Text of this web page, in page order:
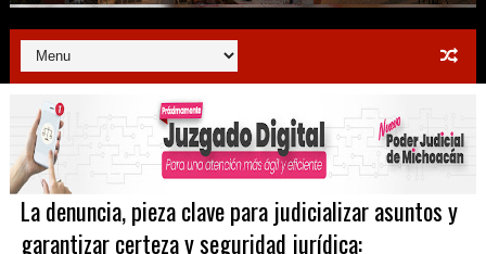
La denuncia, pieza clave para judicializar asuntos y
garantizar certeza y seguridad jurídica: